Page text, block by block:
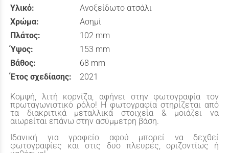
Υλικό:
Ανοξείδωτο ατσάλι
Χρώμα:
Ασημί
Πλάτος:
102 mm
Ύψος:
153 mm
Βάθος:
68 mm
Έτος σχεδίασης:
2021
Κομψή, λιτή κορνίζα, αφήνει στην φωτογραφία τον
πρωταγωνιστικό ρόλο! Η φωτογραφία στηρίζεται από
τα διακριτικά μεταλλικά στοιχεία & μοιάζει να
αιωρείται επάνω στην ασύμμετρη βάση.
Ιδανική για γραφείο αφού μπορεί να δεχθεί
φωτογραφίες και στις δυο πλευρές, οριζοντίως ή